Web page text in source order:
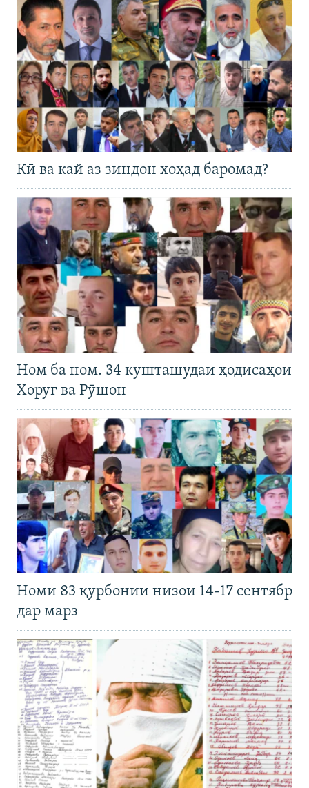
Кӣ ва кай аз зиндон хоҳад баромад?
Ном ба ном. 34 кушташудаи ҳодисаҳои
Хоруғ ва Рӯшон
Номи 83 қурбонии низои 14-17 сентябр
дар марз